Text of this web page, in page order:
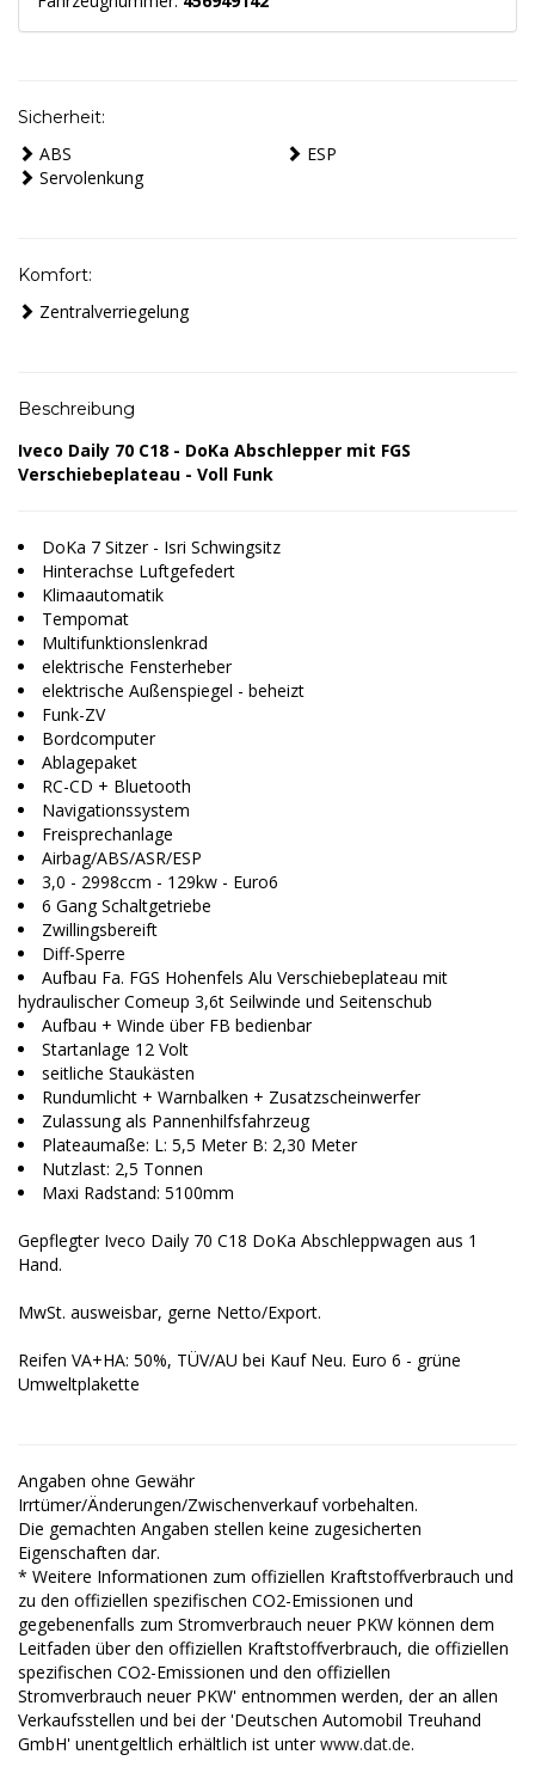
Sicherheit:
ABS
ESP
Servolenkung
Komfort:
Zentralverriegelung
Beschreibung
Iveco Daily 70 C18 - DoKa Abschlepper mit FGS
Verschiebeplateau - Voll Funk
DoKa 7 Sitzer - Isri Schwingsitz
Hinterachse Luftgefedert
Klimaautomatik
Tempomat
Multifunktionslenkrad
elektrische Fensterheber
elektrische Außenspiegel - beheizt
Funk-ZV
Bordcomputer
Ablagepaket
RC-CD + Bluetooth
Navigationssystem
Freisprechanlage
Airbag/ABS/ASR/ESP
3,0 - 2998ccm - 129kw - Euro6
6 Gang Schaltgetriebe
Zwillingsbereift
Diff-Sperre
Aufbau Fa. FGS Hohenfels Alu Verschiebeplateau mit
hydraulischer Comeup 3,6t Seilwinde und Seitenschub
Aufbau + Winde über FB bedienbar
Startanlage 12 Volt
seitliche Staukästen
Rundumlicht + Warnbalken + Zusatzscheinwerfer
Zulassung als Pannenhilfsfahrzeug
Plateaumaße: L: 5,5 Meter B: 2,30 Meter
Nutzlast: 2,5 Tonnen
Maxi Radstand: 5100mm
Gepflegter Iveco Daily 70 C18 DoKa Abschleppwagen aus 1
Hand.
MwSt. ausweisbar, gerne Netto/Export.
Reifen VA+HA: 50%, TÜV/AU bei Kauf Neu. Euro 6 - grüne
Umweltplakette
Angaben ohne Gewähr
Irrtümer/Änderungen/Zwischenverkauf vorbehalten.
Die gemachten Angaben stellen keine zugesicherten
Eigenschaften dar.
* Weitere Informationen zum offiziellen Kraftstoffverbrauch und
zu den offiziellen spezifischen CO2-Emissionen und
gegebenenfalls zum Stromverbrauch neuer PKW können dem
Leitfaden über den offiziellen Kraftstoffverbrauch, die offiziellen
spezifischen CO2-Emissionen und den offiziellen
Stromverbrauch neuer PKW' entnommen werden, der an allen
Verkaufsstellen und bei der 'Deutschen Automobil Treuhand
GmbH' unentgeltlich erhältlich ist unterwww.dat.de.